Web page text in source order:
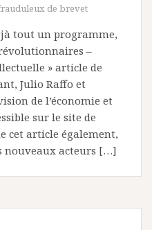
de brevet
tout un programme,
–
» article de
Julio Raffo et
de l’économie et
sur le site de
cet article également,
nouveaux acteurs […]